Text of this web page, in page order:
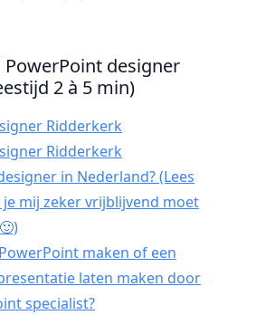
designer
2 à 5 min)
Ridderkerk
Ridderkerk
in Nederland? (Lees
mij zeker vrijblijvend moet
maken of een
laten maken door
specialist?